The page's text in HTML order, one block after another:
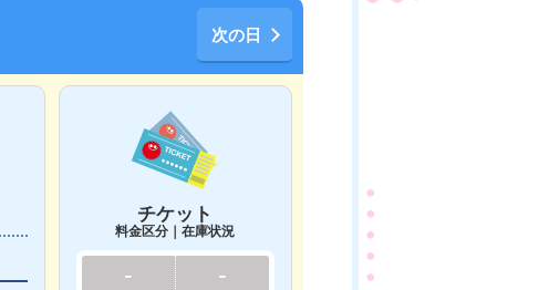
チケット
料金区分｜在庫状況
- -